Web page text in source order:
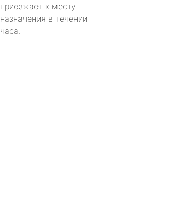
приезжает к месту
назначения в течении
часа.